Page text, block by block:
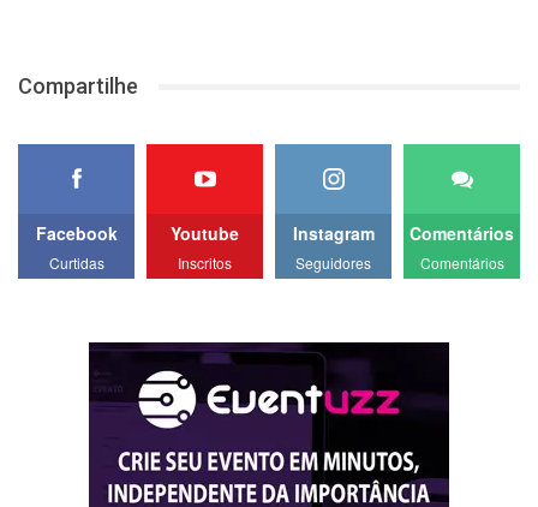
Compartilhe
Facebook
Curtidas
Youtube
Inscritos
Instagram
Seguidores
Comentários
Comentários